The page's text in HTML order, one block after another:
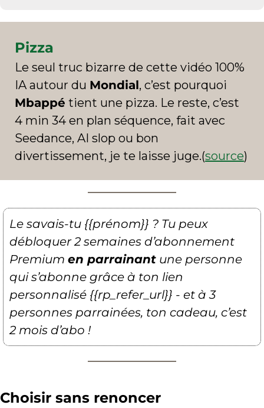
Pizza
Le seul truc bizarre de cette vidéo 100%
IA autour du Mondial
Mbappé tient une pizza. Le reste, c’est
4 min 34 en plan séquence, fait avec
Seedance, AI slop ou bon
divertissement, je te laisse juge.(source)
Le savais-tu {{prénom}} ? Tu peux
débloquer 2 semaines d’abonnement
Premium en parrainant une personne
qui s’abonne grâce à ton lien
personnalisé {{rp_refer_url}} - et à 3
personnes parrainées, ton cadeau, c’est
2 mois d’abo !
Choisir sans renoncer